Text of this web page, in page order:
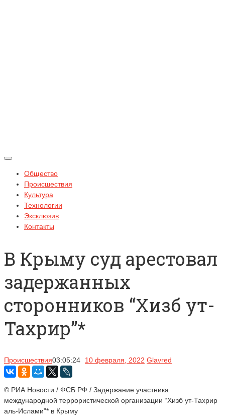
Общество
Происшествия
Культура
Технологии
Эксклюзив
Контакты
В Крыму суд арестовал
задержанных
сторонников “Хизб ут-
Тахрир”*
Происшествия03:05:24 10 февраля, 2022 Glavred
© РИА Новости / ФСБ РФ / Задержание участника
международной террористической организации “Хизб ут-Тахрир
аль-Ислами”* в Крыму